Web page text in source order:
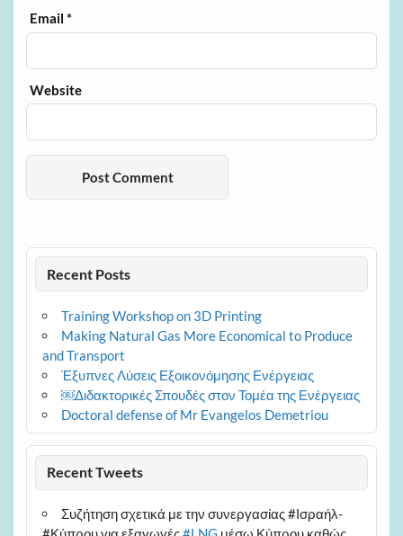
Email*
Website
Recent Posts
Training Workshop on 3D Printing
Making Natural Gas More Economical to Produce
and Transport
Έξυπνες Λύσεις Εξοικονόμησης Ενέργειας
￼Διδακτορικές Σπουδές στον Τομέα της Ενέργειας
Doctoral defense of Mr Evangelos Demetriou
Recent Tweets
Συζήτηση σχετικά με την συνεργασίας #Ισραήλ-